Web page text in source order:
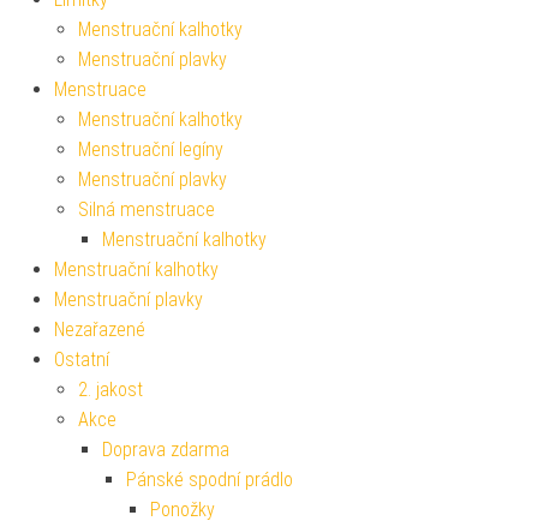
Menstruační kalhotky
Menstruační plavky
Menstruace
Menstruační kalhotky
Menstruační legíny
Menstruační plavky
Silná menstruace
Menstruační kalhotky
Menstruační kalhotky
Menstruační plavky
Nezařazené
Ostatní
2. jakost
Akce
Doprava zdarma
Pánské spodní prádlo
Ponožky